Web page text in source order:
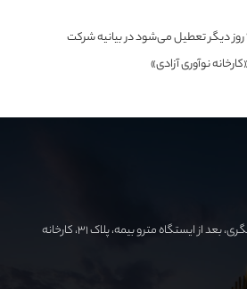
دربیانیه شرکت
نوآوری آزادی»
تهران، میدان آزادی، اتوبان لشگری، بعد از ایستگاه مترو بیمه، پلاک ۳۱، کارخانه